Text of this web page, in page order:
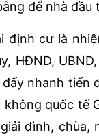
để nhà
cư là
HĐND,
nhanh
quốc tế
đình, chùa,